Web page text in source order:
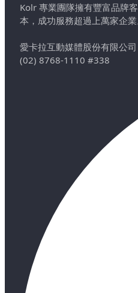
Kolr 專業團隊擁有豐富品牌
本，成功服務超過上萬家企業
愛卡拉互動媒體股份有限公司
(02) 8768-1110 #338